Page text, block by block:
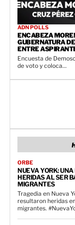
ADN POLLS
ENCABEZA
GUBERNATURA
ENTRE
Encuesta de
de voto y coloca...
ORBE
NUEVA YORK:
HERIDAS AL SER
MIGRANTES
Tragedia en Nueva
resultaron heridas
migrantes.